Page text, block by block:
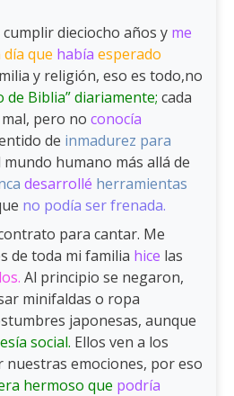
cumplir dieciocho años y me
que había esperado
y religión, eso es todo,no
de Biblia” diariamente; cada
pero no conocía
de inmadurez para
humano más allá de
desarrollé herramientas
no podía ser frenada.
para cantar. Me
de toda mi familia hice las
Al principio se negaron,
minifaldas o ropa
japonesas, aunque
social. Ellos ven a los
nuestras emociones, por eso
hermoso que podría